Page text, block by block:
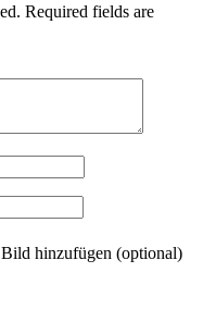
Required fields are
Bild hinzufügen (optional)